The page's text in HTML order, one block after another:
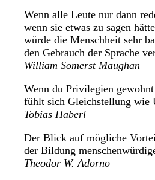
Wenn alle Leute nur dann
wenn sie etwas zu sagen
würde die Menschheit sehr
den Gebrauch der Sprache
William Somerst Maughan
Wenn du Privilegien
fühlt sich Gleichstellung wie
Tobias Haberl
Der Blick auf mögliche
der Bildung
Theodor W. Adorno